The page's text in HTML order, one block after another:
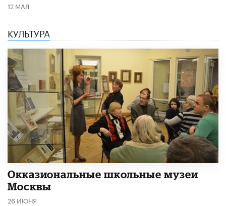
12 МАЯ
КУЛЬТУРА
​Окказиональные школьные музеи
Москвы
26 ИЮНЯ